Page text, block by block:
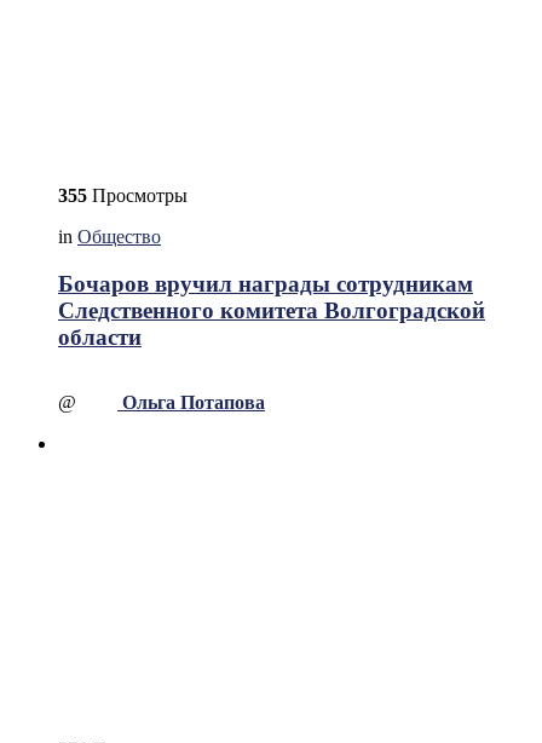
355 Просмотры
in Общество
Бочаров вручил награды сотрудникам
Следственного комитета Волгоградской
области
@ Ольга Потапова